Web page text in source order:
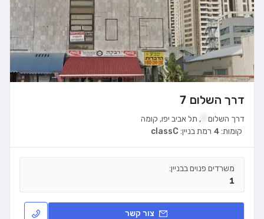
דרך השלום 7
דרך השלום , תל אביב יפו, קומה
רמת בניין: classC קומות:4
משרדים פנוים בבניין:
1
צור קשר